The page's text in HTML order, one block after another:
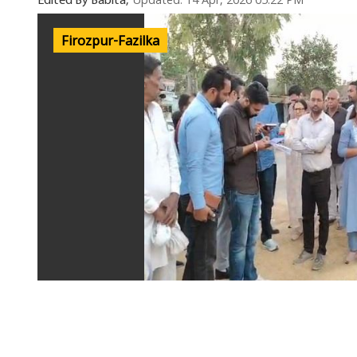
Firozpur-Fazilka